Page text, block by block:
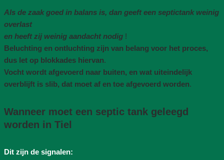
Als de zaak goed in balans is, dan geeft een septictank weinig
overlast
en heeft zij weinig aandacht nodig !
Beluchting en ontluchting zijn van belang voor het proces,
dus let op blokkades hiervan.
Vocht wordt afgevoerd naar buiten, en wat uiteindelijk
overblijft is slib, dat moet af en toe afgevoerd worden.
Wanneer moet een septic tank geleegd
worden in Tiel
Dit zijn de signalen: